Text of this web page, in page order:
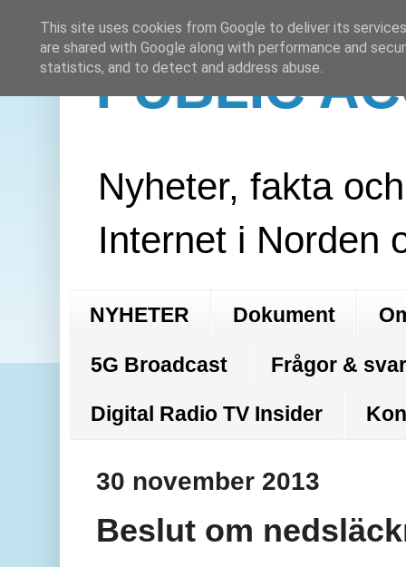
PUBLIC
Nyheter, fakta
Internet i Norden
NYHETER Dokument
5G Broadcast Frågor &
Digital Radio TV Insider
30 november 2013
Beslut om
This site uses cookies from Google to deliver its
are shared with Google along with performance and
statistics, and to detect and address abuse.